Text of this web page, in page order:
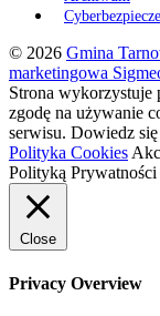
© 2026 Gmina
marketingowa
Strona wykorzystuje
zgodę na używanie
serwisu. Dowiedz
Polityka Cookies
Polityką
Close
Privacy Overview